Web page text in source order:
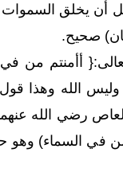
أن يخلق
صحيح.
الله وهذا
رضي الله
في السماء) وهو